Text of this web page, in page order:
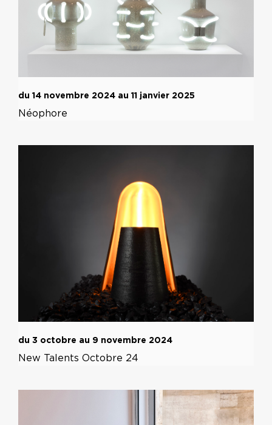
du 14 novembre 2024 au 11 janvier 2025
Néophore
du 3 octobre au 9 novembre 2024
New Talents Octobre 24